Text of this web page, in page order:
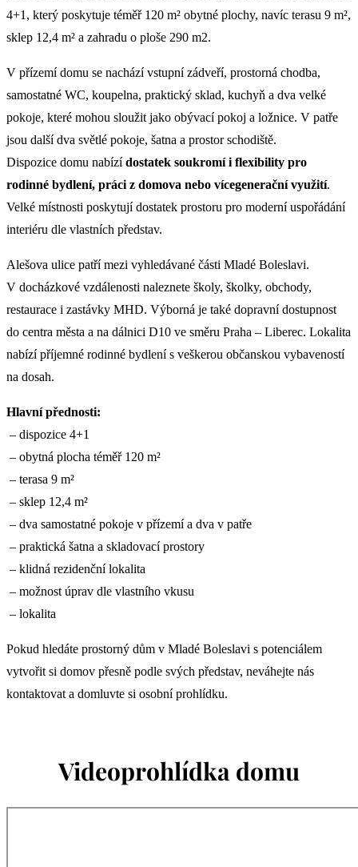
4+1, který poskytuje téměř 120 m² obytné plochy, navíc terasu 9 m²,
sklep 12,4 m² a zahradu o ploše 290 m2.
V přízemí domu se nachází vstupní zádveří, prostorná chodba,
samostatné WC, koupelna, praktický sklad, kuchyň a dva velké
pokoje, které mohou sloužit jako obývací pokoj a ložnice. V patře
jsou další dva světlé pokoje, šatna a prostor schodiště.
Dispozice domu nabízídostatek soukromí i flexibility pro
rodinné bydlení, práci z domova nebo vícegenerační využití.
Velké místnosti poskytují dostatek prostoru pro moderní uspořádání
interiéru dle vlastních představ.
Alešova ulice patří mezi vyhledávané části Mladé Boleslavi.
V docházkové vzdálenosti naleznete školy, školky, obchody,
restaurace i zastávky MHD. Výborná je také dopravní dostupnost
do centra města a na dálnici D10 ve směru Praha – Liberec. Lokalita
nabízí příjemné rodinné bydlení s veškerou občanskou vybaveností
na dosah.
Hlavní přednosti:
– dispozice 4+1
– obytná plocha téměř 120 m²
– terasa 9 m²
– sklep 12,4 m²
– dva samostatné pokoje v přízemí a dva v patře
– praktická šatna a skladovací prostory
– klidná rezidenční lokalita
– možnost úprav dle vlastního vkusu
– lokalita
Pokud hledáte prostorný dům v Mladé Boleslavi s potenciálem
vytvořit si domov přesně podle svých představ, neváhejte nás
kontaktovat a domluvte si osobní prohlídku.
Videoprohlídka domu